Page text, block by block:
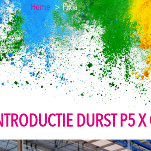
Home Pixia
DURST P5